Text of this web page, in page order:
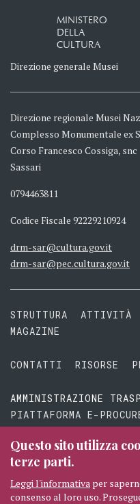
MINISTERO
DELLA
CULTURA
Direzione generale Musei
Direzione regionale Musei
Complesso Monumentale ex
Corso Francesco Cossiga, snc
Sassari
0794463811
Codice Fiscale 92229210924
drm-sar@cultura.gov.it
drm-sar@pec.cultura.gov.it
STRUTTURA ATTIVITÀ
MAGAZINE
CONTATTI RISORSE
AMMINISTRAZIONE
PIATTAFORMA E-
TERMINI E CONDIZIONI
Questo sito utilizza
terze parti.
Leggi l'informativa per
consenso al loro uso.